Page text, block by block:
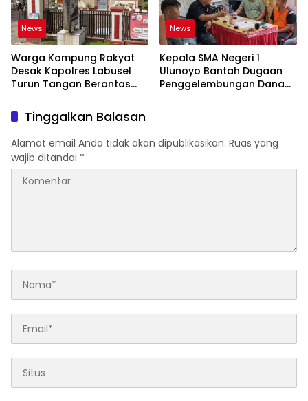
News
Warga Kampung Rakyat
Desak Kapolres Labusel
Turun Tangan Berantas
di Perlabian
News
Kepala SMA Negeri 1
Ulunoyo Bantah Dugaan
Penggelembungan Dana
Tinggalkan Balasan
Alamat email Anda tidak akan dipublikasikan. Ruas yang
wajib ditandai *